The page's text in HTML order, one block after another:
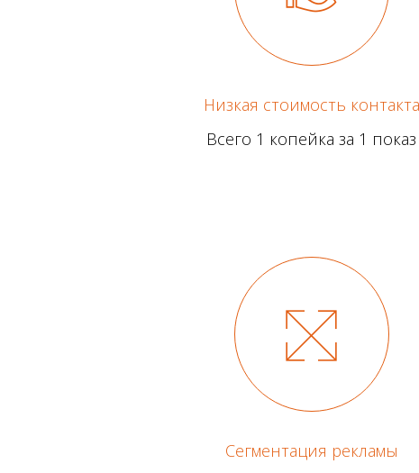
Низкая стоимость контакта
Всего 1 копейка за 1 показ
Сегментация рекламы